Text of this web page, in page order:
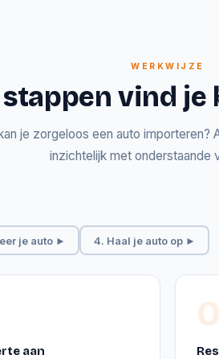
WERKWIJZE
stappen vind
je zorgeloos een auto importeren?
inzichtelijk met onderstaande
je auto ► 4. Haal je auto op ►
aan